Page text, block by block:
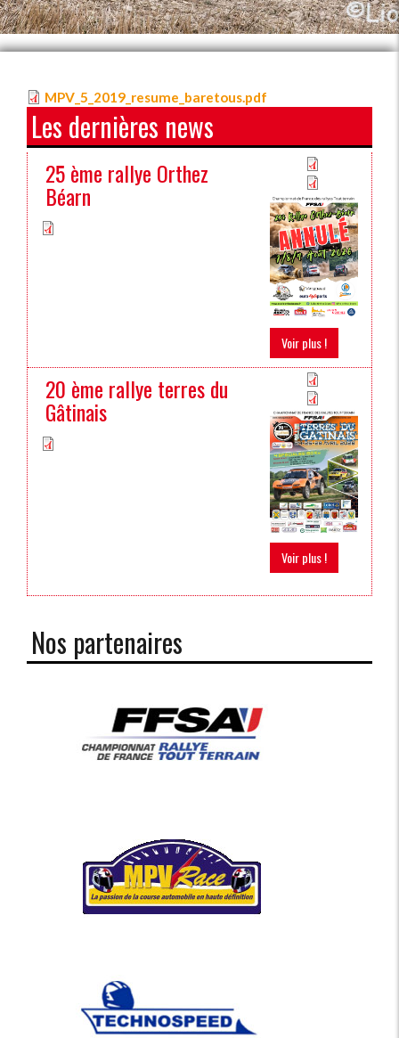
MPV_5_2019_resume_baretous.pdf
Les dernières news
25 ème rallye Orthez
Béarn
Voir plus !
20 ème rallye terres du
Gâtinais
Voir plus !
Nos partenaires